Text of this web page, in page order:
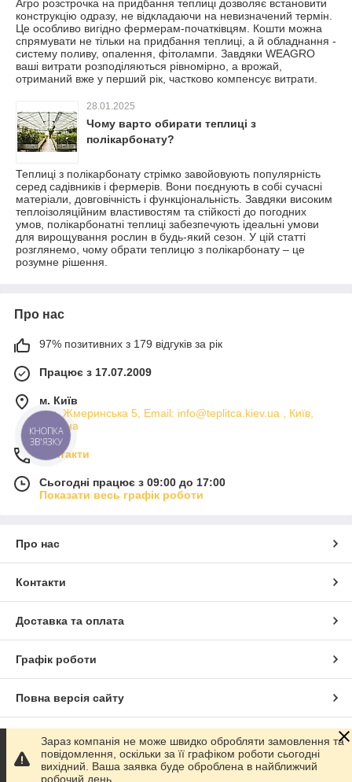
Агро розстрочка на придбання теплиці дозволяє встановити
конструкцію одразу, не відкладаючи на невизначений термін.
Це особливо вигідно фермерам-початківцям. Кошти можна
спрямувати не тільки на придбання теплиці, а й обладнання -
систему поливу, опалення, фітолампи. Завдяки WEAGRO
ваші витрати розподіляються рівномірно, а врожай,
отриманий вже у перший рік, частково компенсує витрати.
28.01.2025
Чому варто обирати теплиці з
полікарбонату?
Теплиці з полікарбонату стрімко завойовують популярність
серед садівників і фермерів. Вони поєднують в собі сучасні
матеріали, довговічність і функціональність. Завдяки високим
теплоізоляційним властивостям та стійкості до погодних
умов, полікарбонатні теплиці забезпечують ідеальні умови
для вирощування рослин в будь-який сезон. У цій статті
розглянемо, чому обрати теплицю з полікарбонату – це
розумне рішення.
Про нас
97% позитивних з 179 відгуків за рік
Працює з 17.07.2009
м. Київ
вул. Жмеринська 5, Email: info@teplitca.kiev.ua , Київ,
Україна
Контакти
Сьогодні працює з 09:00 до 17:00
Показати весь графік роботи
Про нас
Контакти
Доставка та оплата
Графік роботи
Повна версія сайту
Сайт створено на маркетплейсі Prom.ua
Політика конфіденційності
Зараз компанія не може швидко обробляти замовлення та
повідомлення, оскільки за її графіком роботи сьогодні
вихідний. Ваша заявка буде оброблена в найближчий
робочий день.
КНОПКА
ЗВ'ЯЗКУ